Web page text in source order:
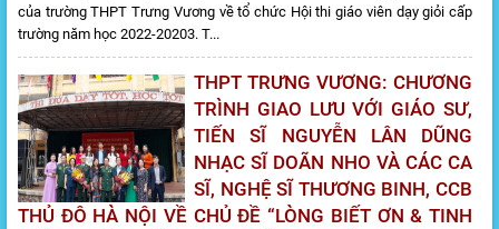
của trường THPT Trưng Vương về tổ chức Hội thi giáo viên dạy giỏi cấp
trường năm học 2022-20203. T...
THPT TRƯNG VƯƠNG: CHƯƠNG
TRÌNH GIAO LƯU VỚI GIÁO SƯ,
TIẾN SĨ NGUYỄN LÂN DŨNG
NHẠC SĨ DOÃN NHO VÀ CÁC CA
SĨ, NGHỆ SĨ THƯƠNG BINH, CCB
THỦ ĐÔ HÀ NỘI VỀ CHỦ ĐỀ “LÒNG BIẾT ƠN & TINH